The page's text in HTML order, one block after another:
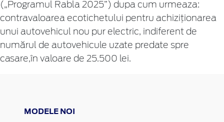
(„Programul Rabla 2025”) dupa cum urmeaza:
contravaloarea ecotichetului pentru achiziționarea
unui autovehicul nou pur electric, indiferent de
numărul de autovehicule uzate predate spre
casare,în valoare de 25.500 lei.
MODELE NOI